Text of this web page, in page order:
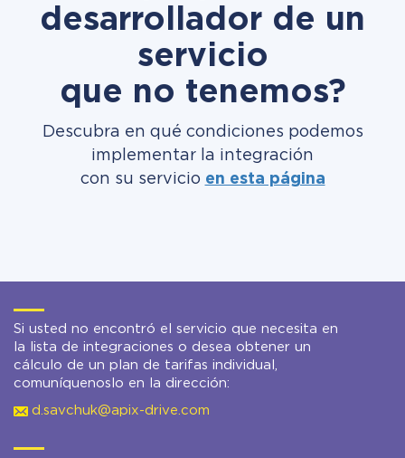
desarrollador de un
servicio
que no tenemos?
Descubra en qué condiciones podemos
implementar la integración
con su servicio en esta página
Si usted no encontró el servicio que necesita en
la lista de integraciones o desea obtener un
cálculo de un plan de tarifas individual,
comuníquenoslo en la dirección:
d.savchuk@apix-drive.com